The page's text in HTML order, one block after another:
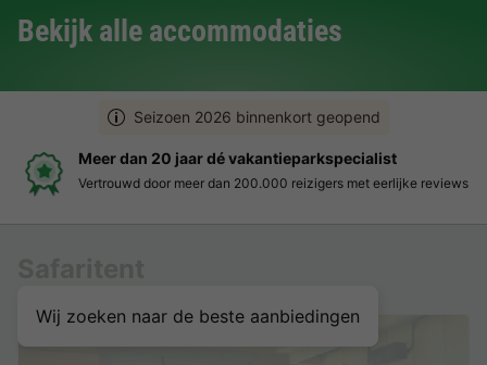
Bekijk alle accommodaties
Seizoen 2026 binnenkort geopend
vakantieparkspecialist
200.000 reizigers met eerlijke reviews
Boek eenvoudig
Duidelijke prijzen,
Wij zoeken naar de beste aanbiedingen